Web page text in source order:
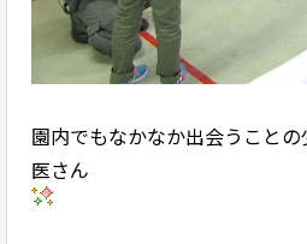
園内でもなかなか出会うこと
医さん